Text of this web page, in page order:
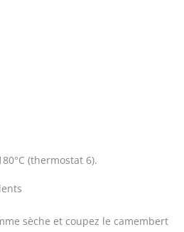
(thermostat 6).
sèche et coupez le camembert